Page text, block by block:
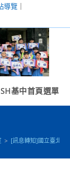
導覽｜
基中首頁選單
> [訊息轉知]國立臺北